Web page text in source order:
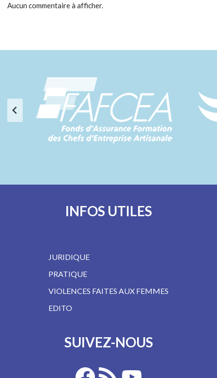
Aucun commentaire à afficher.
INFOS UTILES
JURIDIQUE
PRATIQUE
VIOLENCES FAITES AUX FEMMES
EDITO
SUIVEZ-NOUS